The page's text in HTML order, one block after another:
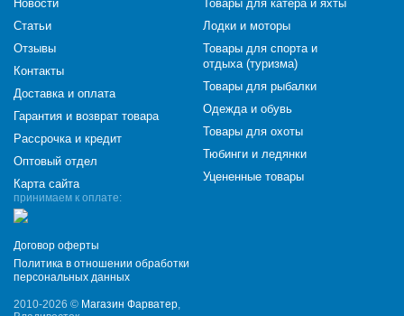
принимаем к оплате:
Договор оферты
Политика в отношении обработки
персональных данных
2010-2026 © Магазин Фарватер,
Новости
Статьи
Отзывы
Контакты
Доставка и оплата
Гарантия и возврат товара
Рассрочка и кредит
Оптовый отдел
Карта сайта
Товары для катера и яхты
Лодки и моторы
Товары для спорта и
отдыха (туризма)
Товары для рыбалки
Одежда и обувь
Товары для охоты
Тюбинги и ледянки
Уцененные товары